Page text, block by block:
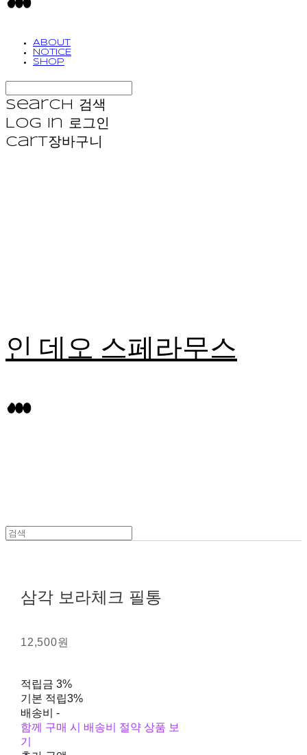
ABOUT
NOTICE
SHOP
Search
검색
Log In 로그인
Cart장바구니
인 데오 스페라무스
삼각 보라체크 필통
12,500원
적립금 3%
기본 적립3%
배송비 -
함께 구매 시 배송비 절약 상품 보
기